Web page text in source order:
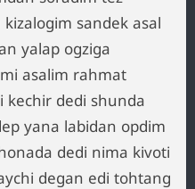
sandek asal
yalap ogziga
asalim rahmat
dedi shunda
yana labidan opdim
dedi nima kivoti
degan edi tohtang